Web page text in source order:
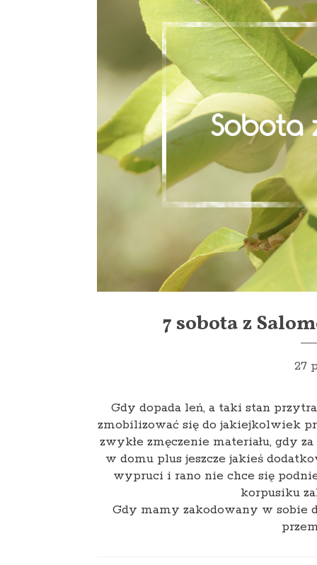
7 sobota z
27
Gdy dopada leń, a taki stan
zmobilizować się do jakiejkolwiek
zwykłe zmęczenie materiału, gdy
w domu plus jeszcze jakieś
wypruci i rano nie chce się
korpusiku
Gdy mamy zakodowany w sobie